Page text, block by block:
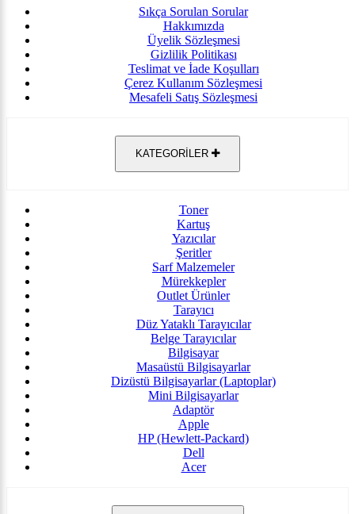
Sıkça Sorulan Sorular
Hakkımızda
Üyelik Sözleşmesi
Gizlilik Politikası
Teslimat ve İade Koşulları
Çerez Kullanım Sözleşmesi
Mesafeli Satış Sözleşmesi
KATEGORİLER
Toner
Kartuş
Yazıcılar
Şeritler
Sarf Malzemeler
Mürekkepler
Outlet Ürünler
Tarayıcı
Düz Yataklı Tarayıcılar
Belge Tarayıcılar
Bilgisayar
Masaüstü Bilgisayarlar
Dizüstü Bilgisayarlar (Laptoplar)
Mini Bilgisayarlar
Adaptör
Apple
HP (Hewlett-Packard)
Dell
Acer